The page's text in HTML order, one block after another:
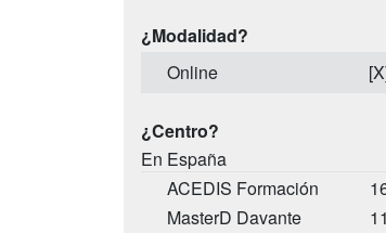
¿Modalidad?
Online
¿Centro?
En España
ACEDIS Formación
MasterD Davante
11